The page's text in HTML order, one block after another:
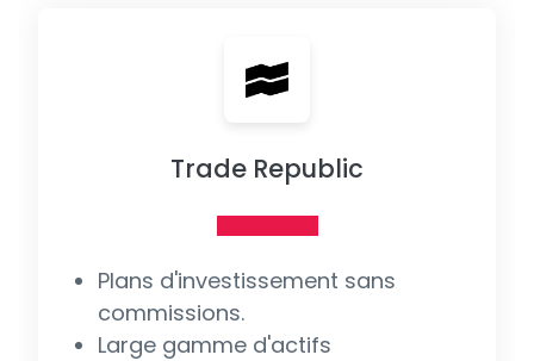
Trade Republic
Plans d'investissement sans
commissions.
Large gamme d'actifs